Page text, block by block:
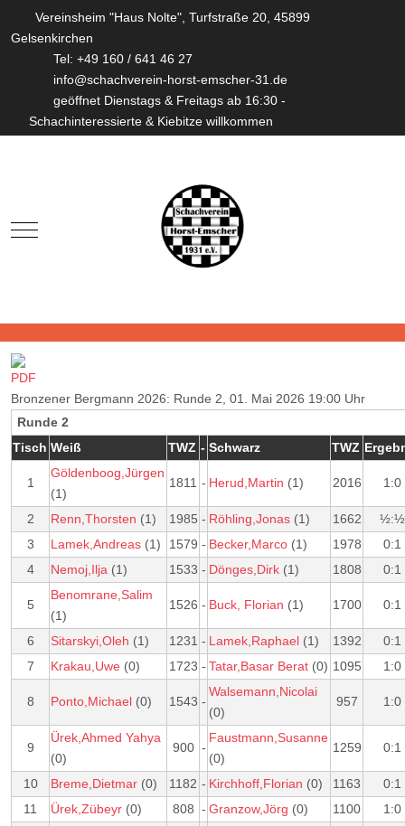
Vereinsheim "Haus Nolte", Turfstraße 20, 45899
Gelsenkirchen
Tel: +49 160 / 641 46 27
info@schachverein-horst-emscher-31.de
geöffnet Dienstags & Freitags ab 16:30 -
Schachinteressierte & Kiebitze willkommen
Mobile Menu Toggle
Bronzener Bergmann 2026: Runde 2, 01. Mai 2026 19:00 Uhr
Runde 2
Tisch Weiß TWZ - Schwarz TWZ
1
Göldenboog,Jürgen
(1)
1811 - Herud,Martin (1) 2016 1:0
2 Renn,Thorsten (1) 1985 - Röhling,Jonas (1) 1662
½:½
3
Lamek,Andreas (1) 1579 - Becker,Marco (1) 1978
0:1
4
Nemoj,Ilja (1) 1533 - Dönges,Dirk (1) 1808 0:1
5
Benomrane,Salim
(1)
1526 - Buck, Florian (1) 1700 0:1
6 Sitarskyi,Oleh (1) 1231 - Lamek,Raphael (1) 1392
0:1
7
Krakau,Uwe (0) 1723 - Tatar,Basar Berat (0) 1095 1:0
8 Ponto,Michael (0) 1543 -
Walsemann,Nicolai
(0)
957 1:0
9
Ürek,Ahmed Yahya
(0)
900 -
Faustmann,Susanne
(0)
1259 0:1
10 Breme,Dietmar (0) 1182 - Kirchhoff,Florian (0) 1163
0:1
11
Ürek,Zübeyr (0) 808 - Granzow,Jörg (0) 1100
1:0